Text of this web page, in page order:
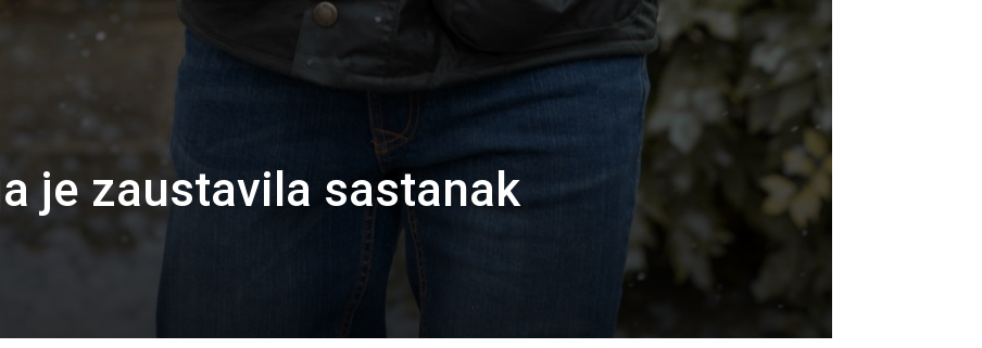
je zaustavila sastanak